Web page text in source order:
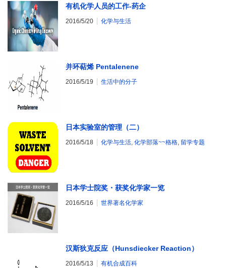
有机化学人员的工作-药企
2016/5/20 化学与生活
并环萜烯 Pentalenene
2016/5/19 生活中的分子
日本实验室的管理（二）
2016/5/18 化学与生活, 化学部落~~格格, 留学专题
日本学士院奖・获奖化学家一览
2016/5/16 世界著名化学家
汉斯狄克反应（Hunsdiecker Reaction）
2016/5/13 有机合成百科